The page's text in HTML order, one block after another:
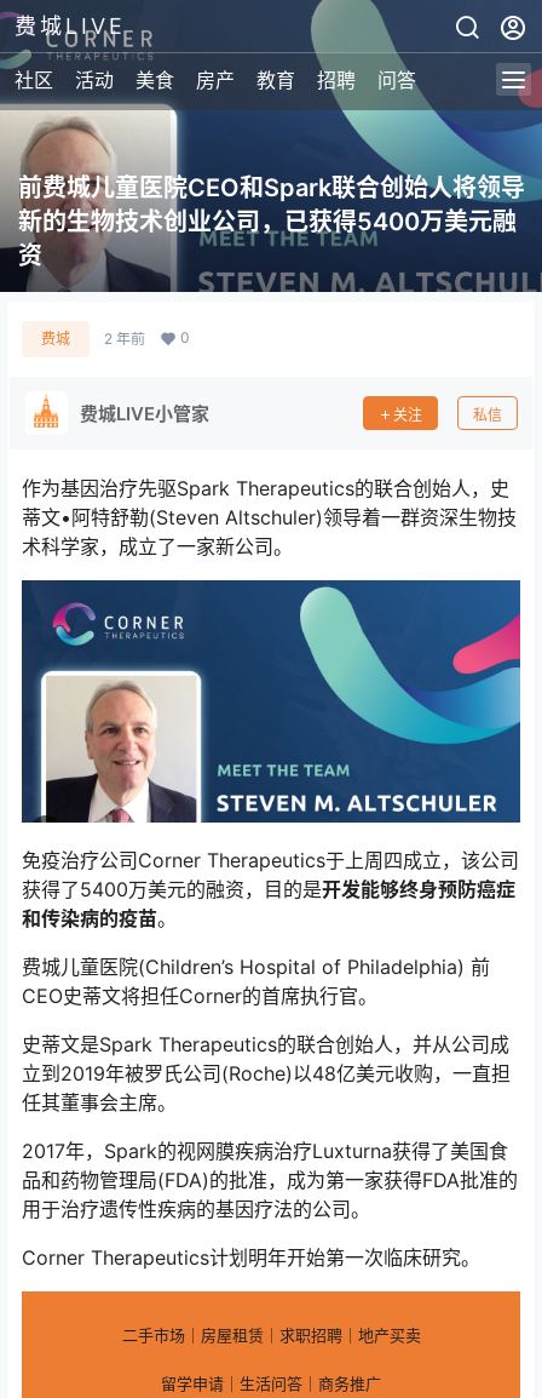
费城LIVE
社区 活动 美食 房产 教育 招聘 问答
前费城儿童医院CEO和Spark联合创始人将领导
新的生物技术创业公司，已获得5400万美元融
资
费城 2 年前 0
费城LIVE小管家 关注 私信
作为基因治疗先驱Spark Therapeutics的联合创始人，史
蒂文•阿特舒勒(Steven Altschuler)领导着一群资深生物技
术科学家，成立了一家新公司。
免疫治疗公司Corner Therapeutics于上周四成立，该公司
获得了5400万美元的融资，目的是开发能够终身预防癌症
和传染病的疫苗。
费城儿童医院(Children’s Hospital of Philadelphia) 前
CEO史蒂文将担任Corner的首席执行官。
史蒂文是Spark Therapeutics的联合创始人，并从公司成
立到2019年被罗氏公司(Roche)以48亿美元收购，一直担
任其董事会主席。
2017年，Spark的视网膜疾病治疗Luxturna获得了美国食
品和药物管理局(FDA)的批准，成为第一家获得FDA批准的
用于治疗遗传性疾病的基因疗法的公司。
Corner Therapeutics计划明年开始第一次临床研究。
二手市场｜房屋租赁｜求职招聘｜地产买卖
留学申请｜生活问答｜商务推广